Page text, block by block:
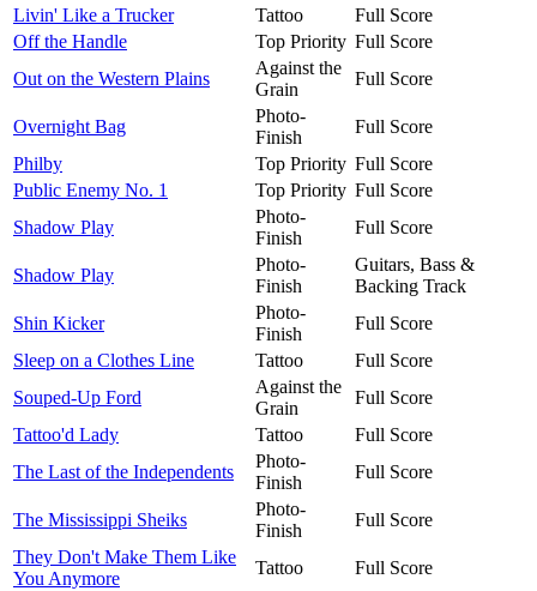
Livin' Like a Trucker
Tattoo
Full Score
Off the Handle
Top Priority Full Score
Out on the Western Plains
Against the
Grain
Full Score
Overnight Bag
Photo-
Finish
Full Score
Philby
Top Priority Full Score
Public Enemy No. 1
Top Priority Full Score
Shadow Play
Photo-
Finish
Full Score
Shadow Play
Photo-
Finish
Guitars, Bass &
Backing Track
Shin Kicker
Photo-
Finish
Full Score
Sleep on a Clothes Line
Tattoo
Full Score
Souped-Up Ford
Against the
Grain
Full Score
Tattoo'd Lady
Tattoo
Full Score
The Last of the Independents
Photo-
Finish
Full Score
The Mississippi Sheiks
Photo-
Finish
Full Score
They Don't Make Them Like
You Anymore
Tattoo
Full Score